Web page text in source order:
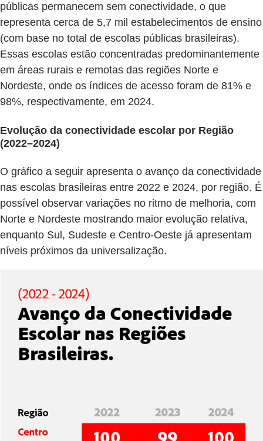
públicas permanecem sem conectividade, o que
representa cerca de 5,7 mil estabelecimentos de ensino
(com base no total de escolas públicas brasileiras).
Essas escolas estão concentradas predominantemente
em áreas rurais e remotas das regiões Norte e
Nordeste, onde os índices de acesso foram de 81% e
98%, respectivamente, em 2024.
Evolução da conectividade escolar por Região
(2022–2024)
O gráfico a seguir apresenta o avanço da conectividade
nas escolas brasileiras entre 2022 e 2024, por região. É
possível observar variações no ritmo de melhoria, com
Norte e Nordeste mostrando maior evolução relativa,
enquanto Sul, Sudeste e Centro-Oeste já apresentam
níveis próximos da universalização.